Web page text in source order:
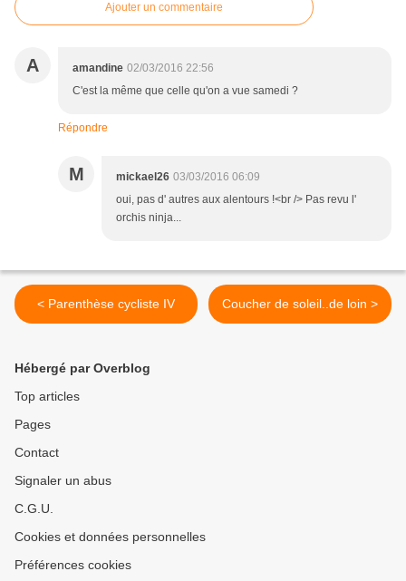
Ajouter un commentaire
A amandine 02/03/2016 22:56
C'est la même que celle qu'on a vue samedi ?
Répondre
M mickael26 03/03/2016 06:09
oui, pas d' autres aux alentours !<br /> Pas revu l'
orchis ninja...
< Parenthèse cycliste IV Coucher de soleil..de loin >
Hébergé par Overblog
Top articles
Pages
Contact
Signaler un abus
C.G.U.
Cookies et données personnelles
Préférences cookies